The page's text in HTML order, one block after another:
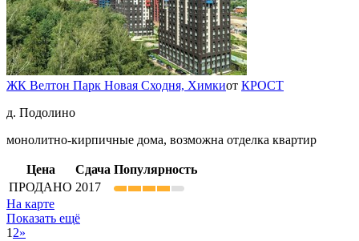
ЖК Велтон Парк Новая Сходня, Химкиот КРОСТ
д. Подолино
монолитно-кирпичные дома, возможна отделка квартир
Цена Сдача Популярность
ПРОДАНО 2017
На карте
Показать ещё
1 2»